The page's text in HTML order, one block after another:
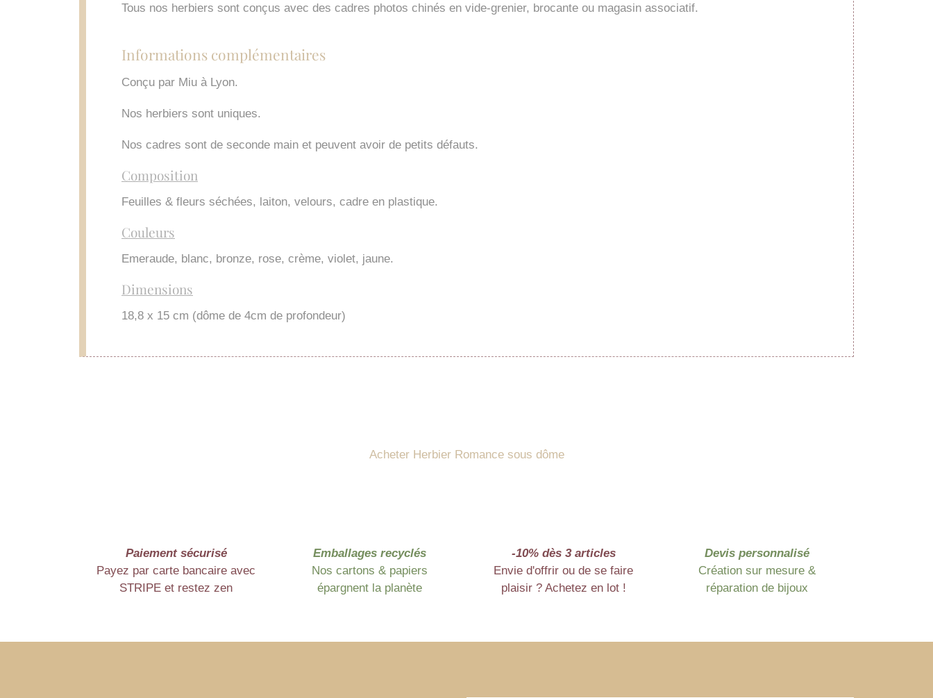
Tous nos herbiers sont conçus avec des cadres photos chinés en vide-grenier, brocante ou magasin associatif.
Informations complémentaires
Conçu par Miu à Lyon.
Nos herbiers sont uniques.
Nos cadres sont de seconde main et peuvent avoir de petits défauts.
Composition
Feuilles & fleurs séchées, laiton, velours, cadre en plastique.
Couleurs
Emeraude, blanc, bronze, rose, crème, violet, jaune.
Dimensions
18,8 x 15 cm (dôme de 4cm de profondeur)
Acheter Herbier Romance sous dôme
Paiement sécurisé
Payez par carte bancaire avec
STRIPE et restez zen
Emballages recyclés
Nos cartons & papiers
épargnent la planète
-10% dès 3 articles
Envie d'offrir ou de se faire
plaisir ? Achetez en lot !
Devis personnalisé
Création sur mesure &
réparation de bijoux